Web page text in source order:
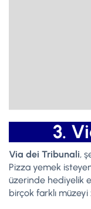
3.
Via dei Tribunali,
Pizza yemek
üzerinde hediyelik
birçok farklı